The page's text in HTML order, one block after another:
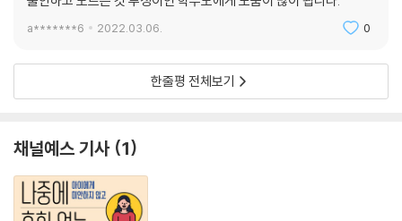
a*******6 2022.03.06. 0
한줄평 전체보기
채널예스 기사 1